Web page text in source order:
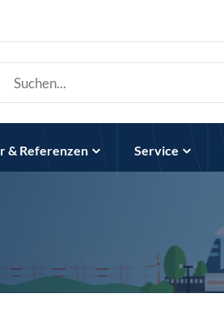
& Referenzen Service